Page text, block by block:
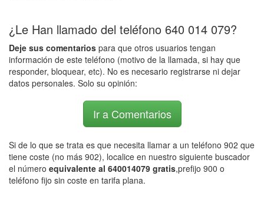
¿Le Han llamado del teléfono 640 014 079?
Deje sus comentarios para que otros usuarios tengan
información de este teléfono (motivo de la llamada, si hay que
responder, bloquear, etc). No es necesario registrarse ni dejar
datos personales. Solo su opinión:
Ir a Comentarios
Si de lo que se trata es que necesita llamar a un teléfono 902 que
tiene coste (no más 902), localice en nuestro siguiente buscador
el número equivalente al 640014079 gratis,prefijo 900 o
teléfono fijo sin coste en tarifa plana.